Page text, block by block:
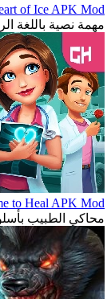
of Ice APK Mod
مهمة نصية باللغة
to Heal APK Mod
محاكي الطبيب